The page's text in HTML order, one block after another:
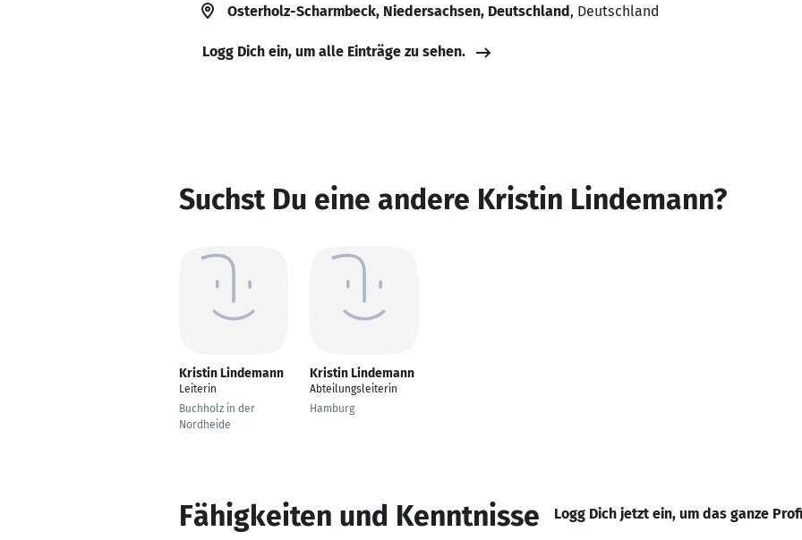
Osterholz-Scharmbeck, Niedersachsen, Deutschland, Deutschland
Logg Dich ein, um alle Einträge zu sehen.
Suchst Du eine andere Kristin Lindemann?
Kristin Lindemann
Leiterin
Buchholz in der
Nordheide
Kristin Lindemann
Abteilungsleiterin
Hamburg
Fähigkeiten und Kenntnisse Logg Dich jetzt ein, um das ganze